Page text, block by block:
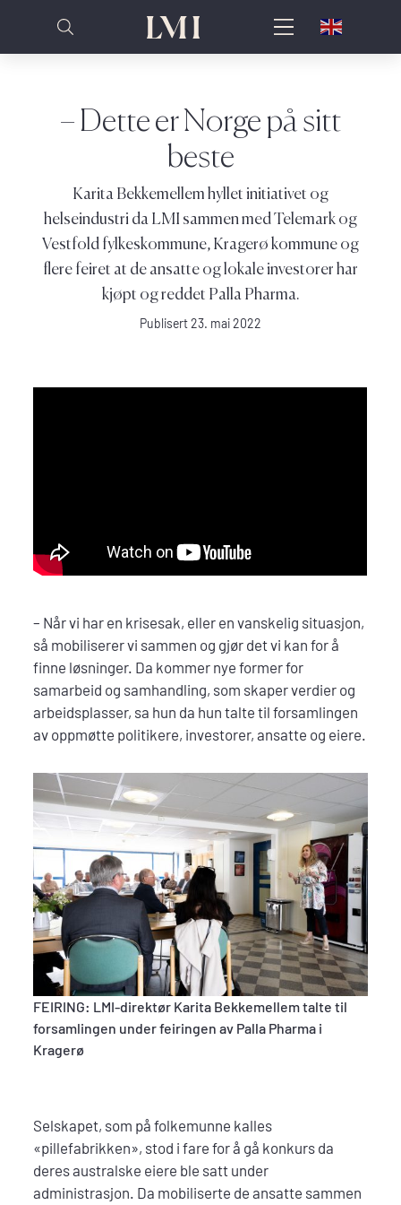
– Dette er Norge på sitt
beste
Karita Bekkemellem hyllet initiativet og
helseindustri da LMI sammen med Telemark og
Vestfold fylkeskommune, Kragerø kommune og
flere feiret at de ansatte og lokale investorer har
kjøpt og reddet Palla Pharma.
Publisert 23. mai 2022
– Når vi har en krisesak, eller en vanskelig situasjon,
så mobiliserer vi sammen og gjør det vi kan for å
finne løsninger. Da kommer nye former for
samarbeid og samhandling, som skaper verdier og
arbeidsplasser, sa hun da hun talte til forsamlingen
av oppmøtte politikere, investorer, ansatte og eiere.
FEIRING: LMI-direktør Karita Bekkemellem talte til
forsamlingen under feiringen av Palla Pharma i
Kragerø
Selskapet, som på folkemunne kalles
«pillefabrikken», stod i fare for å gå konkurs da
deres australske eiere ble satt under
administrasjon. Da mobiliserte de ansatte sammen